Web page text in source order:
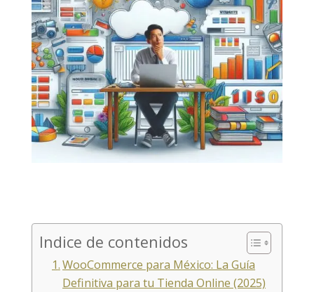
Indice de contenidos
WooCommerce para México: La Guía
Definitiva para tu Tienda Online (2025)